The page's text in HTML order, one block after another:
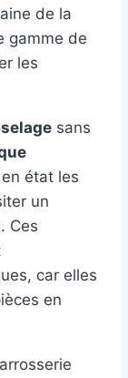
de la
gamme de
les
sans
état les
un
Ces
car elles
en